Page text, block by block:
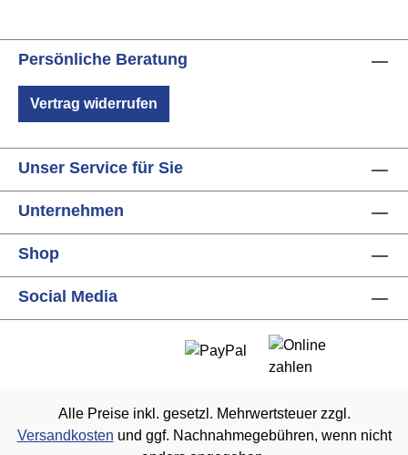
Persönliche Beratung
Vertrag widerrufen
Unser Service für Sie
Unternehmen
Shop
Social Media
Alle Preise inkl. gesetzl. Mehrwertsteuer zzgl.
Versandkosten und ggf. Nachnahmegebühren, wenn nicht